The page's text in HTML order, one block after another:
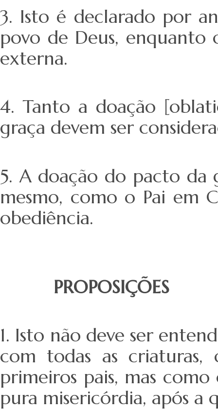
3. Isto é declarado por
povo de Deus, enquanto
externa.
4. Tanto a doação
graça devem ser
5. A doação do pacto da
mesmo, como o Pai em
obediência.
PROPOSIÇÕES
1. Isto não deve ser
com todas as
primeiros pais, mas
pura misericórdia, após a